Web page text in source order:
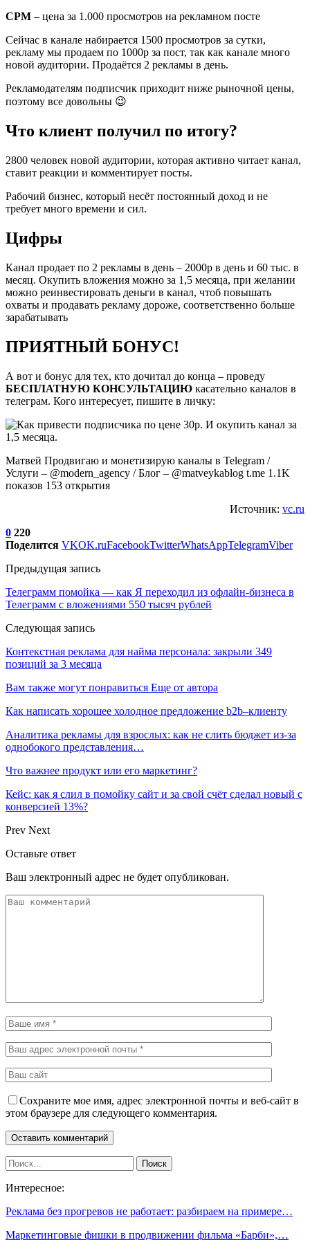
CPM – цена за 1.000 просмотров на рекламном посте
Сейчас в канале набирается 1500 просмотров за сутки,
рекламу мы продаем по 1000р за пост, так как канале много
новой аудитории. Продаëтся 2 рекламы в день.
Рекламодателям подписчик приходит ниже рыночной цены,
поэтому все довольны 😉
Что клиент получил по итогу?
2800 человек новой аудитории, которая активно читает канал,
ставит реакции и комментирует посты.
Рабочий бизнес, который несёт постоянный доход и не
требует много времени и сил.
Цифры
Канал продает по 2 рекламы в день – 2000р в день и 60 тыс. в
месяц. Окупить вложения можно за 1,5 месяца, при желании
можно реинвестировать деньги в канал, чтоб повышать
охваты и продавать рекламу дороже, соответственно больше
зарабатывать
ПРИЯТНЫЙ БОНУС!
А вот и бонус для тех, кто дочитал до конца – проведу
БЕСПЛАТНУЮ КОНСУЛЬТАЦИЮ касательно каналов в
телеграм. Кого интересует, пишите в личку:
Матвей Продвигаю и монетизирую каналы в Telegram /
Услуги – @modern_agency / Блог – @matveykablog t.me 1.1K
показов 153 открытия
Источник: vc.ru
0 220
Поделится VKOK.ruFacebookTwitterWhatsAppTelegramViber
Предыдущая запись
Телеграмм помойка — как Я переходил из офлайн-бизнеса в
Телеграмм с вложениями 550 тысяч рублей
Следующая запись
Контекстная реклама для найма персонала: закрыли 349
позиций за 3 месяца
Вам также могут понравиться Еще от автора
Как написать хорошее холодное предложение b2b–клиенту
Аналитика рекламы для взрослых: как не слить бюджет из-за
однобокого представления…
Что важнее продукт или его маркетинг?
Кейс: как я слил в помойку сайт и за свой счёт сделал новый с
конверсией 13%?
Prev Next
Оставьте ответ
Ваш электронный адрес не будет опубликован.
Сохраните мое имя, адрес электронной почты и веб-сайт в
этом браузере для следующего комментария.
Интересное:
Реклама без прогревов не работает: разбираем на примере…
Маркетинговые фишки в продвижении фильма «Барби»,…